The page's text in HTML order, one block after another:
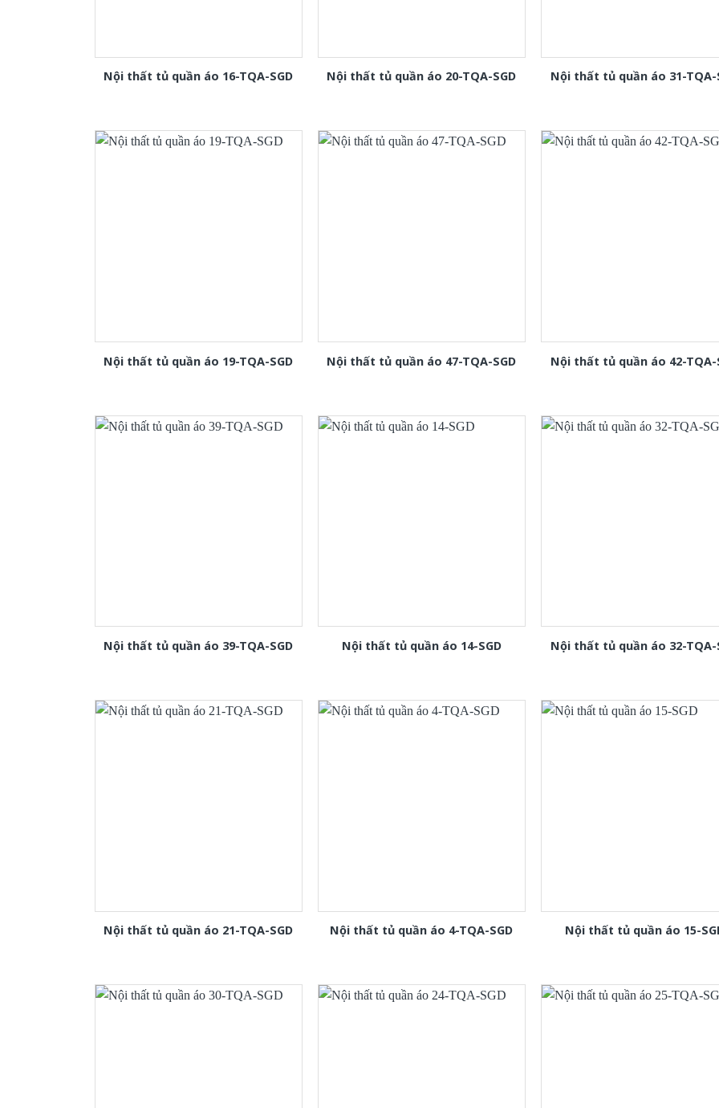
Nội thất tủ quần áo 16-TQA-SGD Nội thất tủ quần áo 20-TQA-SGD Nội thất tủ quần áo 31-TQA-
Nội thất tủ quần áo 19-TQA-SGD Nội thất tủ quần áo 47-TQA-SGD Nội thất tủ quần áo 42-TQA-
Nội thất tủ quần áo 39-TQA-SGD Nội thất tủ quần áo 14-SGD Nội thất tủ quần áo 32-TQA-
Nội thất tủ quần áo 21-TQA-SGD Nội thất tủ quần áo 4-TQA-SGD Nội thất tủ quần áo 15-